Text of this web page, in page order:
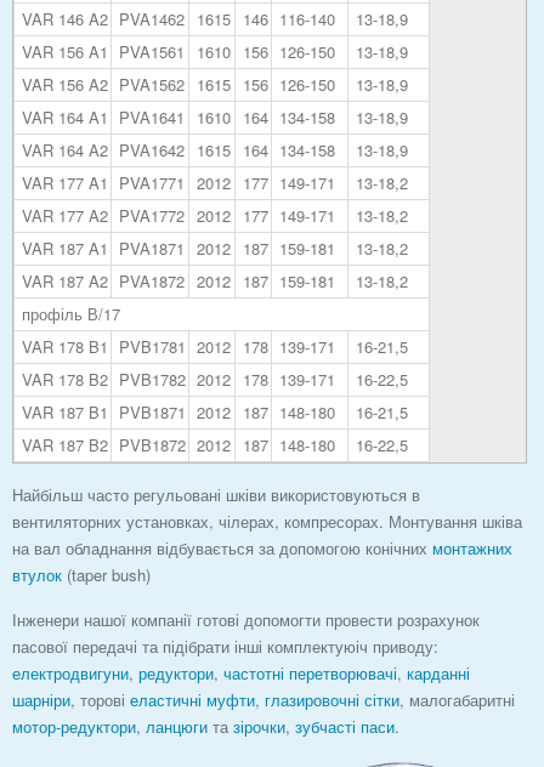
VAR 146 A2 PVA1462 1615 146 116-140
13-18,9
VAR 156 A1
PVA1561 1610 156 126-150
13-18,9
VAR 156 A2 PVA1562 1615 156 126-150
13-18,9
VAR 164 A1
PVA1641 1610 164 134-158
13-18,9
VAR 164 A2 PVA1642 1615 164 134-158
13-18,9
VAR 177 A1
PVA1771 2012 177 149-171
13-18,2
VAR 177 A2 PVA1772 2012 177 149-171
13-18,2
VAR 187 A1
PVA1871 2012 187 159-181
13-18,2
VAR 187 A2 PVA1872 2012 187 159-181
13-18,2
профіль В/17
VAR 178 B1
PVB1781 2012 178 139-171
16-21,5
VAR 178 B2 PVB1782 2012 178 139-171
16-22,5
VAR 187 B1
PVB1871 2012 187 148-180
16-21,5
VAR 187 B2 PVB1872 2012 187 148-180 16-22,5
Найбільш часто регульовані шківи використовуються в
вентиляторних установках, чілерах, компресорах. Монтування шківа
на вал обладнання відбувається за допомогою конічних монтажних
втулок (taper bush)
Інженери нашої компанії готові допомогти провести розрахунок
пасової передачі та підібрати інші комплектуюіч приводу:
електродвигуни, редуктори, частотні перетворювачі, карданні
шарніри, торові еластичні муфти, глазировочні сітки, малогабаритні
мотор-редуктори, ланцюги та зірочки, зубчасті паси.